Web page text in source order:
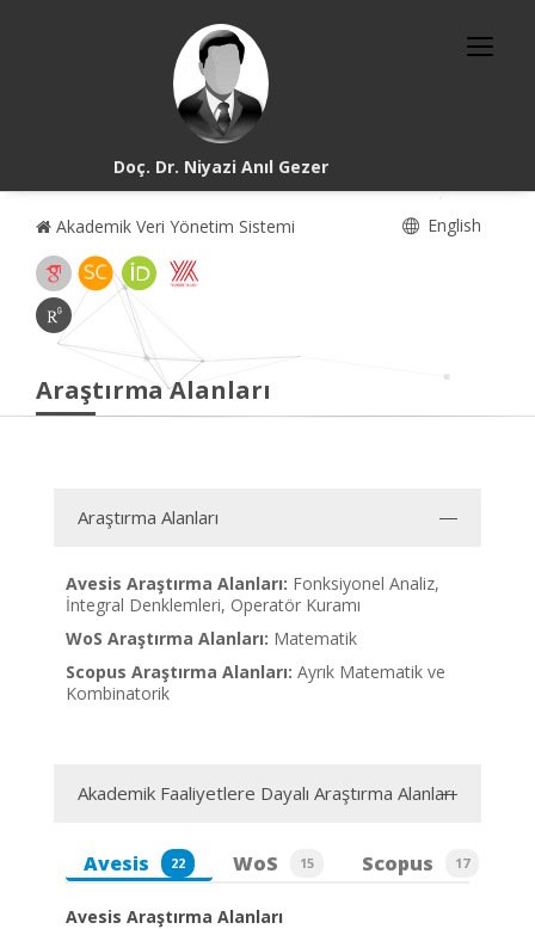
Doç. Dr. Niyazi Anıl Gezer
Akademik Veri Yönetim Sistemi English
Araştırma Alanları
Araştırma Alanları
Avesis Araştırma Alanları: Fonksiyonel Analiz,
İntegral Denklemleri, Operatör Kuramı
WoS Araştırma Alanları: Matematik
Scopus Araştırma Alanları: Ayrık Matematik ve
Kombinatorik
Akademik Faaliyetlere Dayalı Araştırma Alanları
Avesis 22 WoS 15 Scopus 17
Avesis Araştırma Alanları